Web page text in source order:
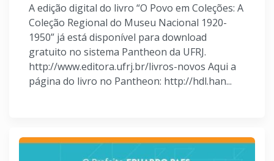
A edição digital do livro “O Povo em Coleções: A
Coleção Regional do Museu Nacional 1920-
1950” já está disponível para download
gratuito no sistema Pantheon da UFRJ.
http://www.editora.ufrj.br/livros-novos Aqui a
página do livro no Pantheon: http://hdl.han...